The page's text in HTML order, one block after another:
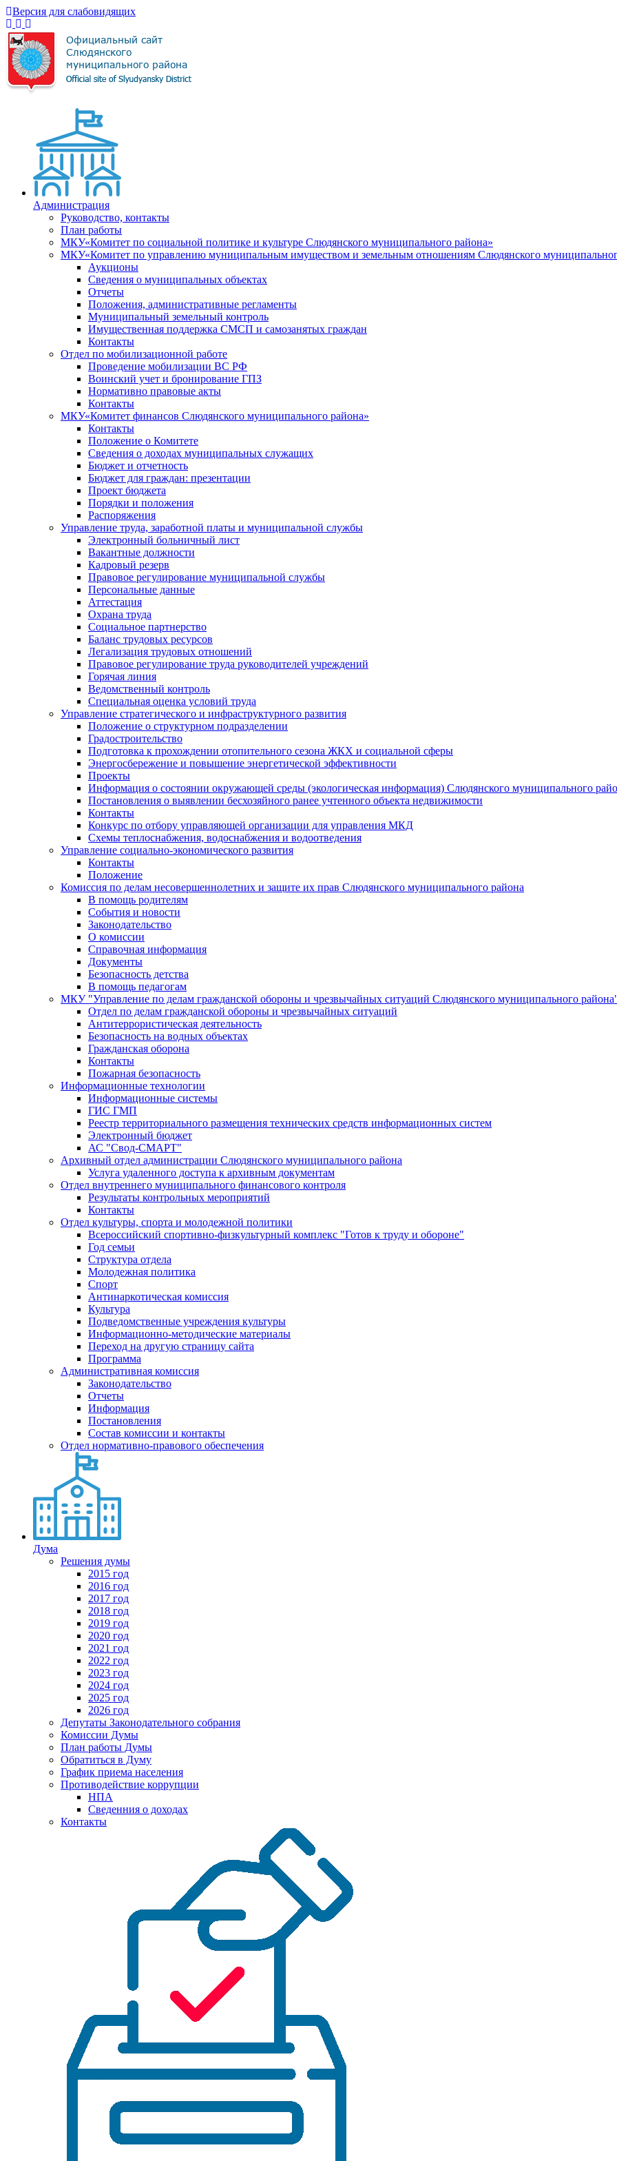
Версия для слабовидящих
Администрация
Руководство, контакты
План работы
МКУ«Комитет по социальной политике и культуре Слюдянского муниципального района»
МКУ«Комитет по управлению муниципальным имуществом и земельным отношениям Слюдянского
Аукционы
Сведения о муниципальных объектах
Отчеты
Положения, административные регламенты
Муниципальный земельный контроль
Имущественная поддержка СМСП и самозанятых граждан
Контакты
Отдел по мобилизационной работе
Проведение мобилизации ВС РФ
Воинский учет и бронирование ГПЗ
Нормативно правовые акты
Контакты
МКУ«Комитет финансов Слюдянского муниципального района»
Контакты
Положение о Комитете
Сведения о доходах муниципальных служащих
Бюджет и отчетность
Бюджет для граждан: презентации
Проект бюджета
Порядки и положения
Распоряжения
Управление труда, заработной платы и муниципальной службы
Электронный больничный лист
Вакантные должности
Кадровый резерв
Правовое регулирование муниципальной службы
Персональные данные
Аттестация
Охрана труда
Социальное партнерство
Баланс трудовых ресурсов
Легализация трудовых отношений
Правовое регулирование труда руководителей учреждений
Горячая линия
Ведомственный контроль
Специальная оценка условий труда
Управление стратегического и инфраструктурного развития
Положение о структурном подразделении
Градостроительство
Подготовка к прохождении отопительного сезона ЖКХ и социальной сферы
Энергосбережение и повышение энергетической эффективности
Проекты
Информация о состоянии окружающей среды (экологическая информация) Слюдянского муниципального
Постановления о выявлении бесхозяйного ранее учтенного объекта недвижимости
Контакты
Конкурс по отбору управляющей организации для управления МКД
Схемы теплоснабжения, водоснабжения и водоотведения
Управление социально-экономического развития
Контакты
Положение
Комиссия по делам несовершеннолетних и защите их прав Слюдянского муниципального района
В помощь родителям
События и новости
Законодательство
О комиссии
Справочная информация
Документы
Безопасность детства
В помощь педагогам
МКУ "Управление по делам гражданской обороны и чрезвычайных ситуаций Слюдянского муниципального
Отдел по делам гражданской обороны и чрезвычайных ситуаций
Антитеррористическая деятельность
Безопасность на водных объектах
Гражданская оборона
Контакты
Пожарная безопасность
Информационные технологии
Информационные системы
ГИС ГМП
Реестр территориального размещения технических средств информационных систем
Электронный бюджет
АС "Свод-СМАРТ"
Архивный отдел администрации Слюдянского муниципального района
Услуга удаленного доступа к архивным документам
Отдел внутреннего муниципального финансового контроля
Результаты контрольных мероприятий
Контакты
Отдел культуры, спорта и молодежной политики
Всероссийский спортивно-физкультурный комплекс "Готов к труду и обороне"
Год семьи
Структура отдела
Молодежная политика
Спорт
Антинаркотическая комиссия
Культура
Подведомственные учреждения культуры
Информационно-методические материалы
Переход на другую страницу сайта
Программа
Административная комиссия
Законодательство
Отчеты
Информация
Постановления
Состав комиссии и контакты
Отдел нормативно-правового обеспечения
Дума
Решения думы
2015 год
2016 год
2017 год
2018 год
2019 год
2020 год
2021 год
2022 год
2023 год
2024 год
2025 год
2026 год
Депутаты Законодательного собрания
Комиссии Думы
План работы Думы
Обратиться в Думу
График приема населения
Противодействие коррупции
НПА
Сведенния о доходах
Контакты